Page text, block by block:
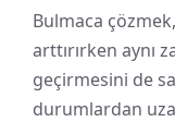
Bulmaca
arttırırken aynı
geçirmesini de
durumlardan